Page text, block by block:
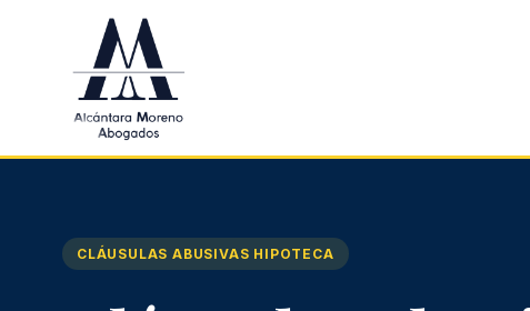
Saltar al contenido principal
CLÁUSULAS ABUSIVAS HIPOTECA